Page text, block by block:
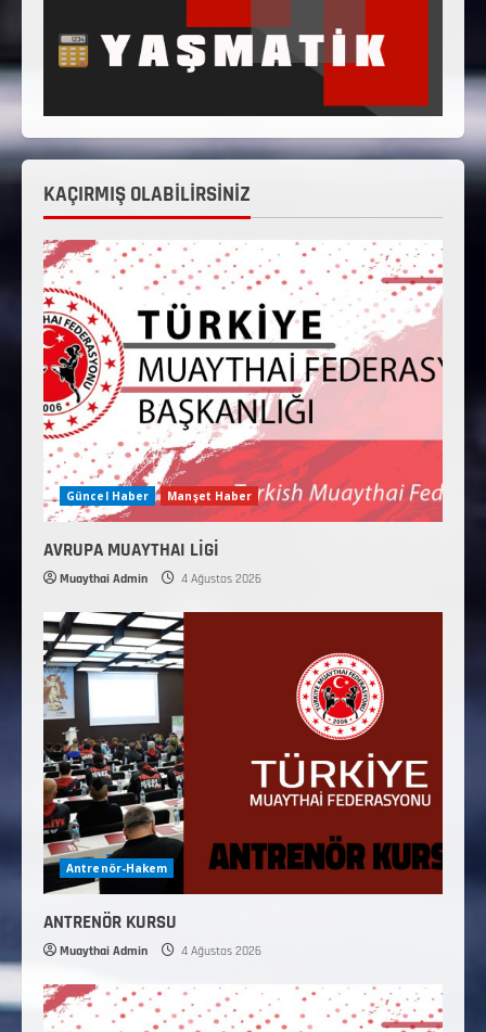
KAÇIRMIŞ OLABİLİRSİNİZ
Güncel Haber Manşet Haber
AVRUPA MUAYTHAI LİGİ
Muaythai Admin 4 Ağustos 2026
Antrenör-Hakem
ANTRENÖR KURSU
Muaythai Admin 4 Ağustos 2026